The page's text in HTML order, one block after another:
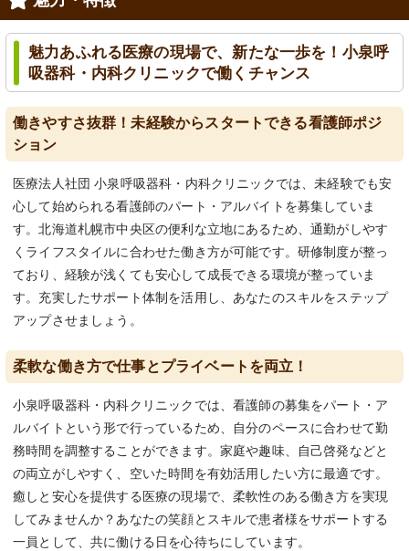
魅力あふれる医療の現場で、新たな一歩を！小泉呼
吸器科・内科クリニックで働くチャンス
働きやすさ抜群！未経験からスタートできる看護師ポジ
ション
医療法人社団 小泉呼吸器科・内科クリニックでは、未経験でも安
心して始められる看護師のパート・アルバイトを募集していま
す。北海道札幌市中央区の便利な立地にあるため、通勤がしやす
くライフスタイルに合わせた働き方が可能です。研修制度が整っ
ており、経験が浅くても安心して成長できる環境が整っていま
す。充実したサポート体制を活用し、あなたのスキルをステップ
アップさせましょう。
柔軟な働き方で仕事とプライベートを両立！
小泉呼吸器科・内科クリニックでは、看護師の募集をパート・ア
ルバイトという形で行っているため、自分のペースに合わせて勤
務時間を調整することができます。家庭や趣味、自己啓発などと
の両立がしやすく、空いた時間を有効活用したい方に最適です。
癒しと安心を提供する医療の現場で、柔軟性のある働き方を実現
してみませんか？あなたの笑顔とスキルで患者様をサポートする
一員として、共に働ける日を心待ちにしています。